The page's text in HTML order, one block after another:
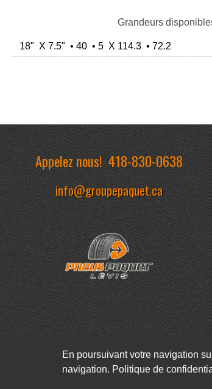
Grandeurs
18" X 7.5" • 40 • 5 X 114.3 • 72.2
Appelez nous!418-830-0638
info@groupepaquet.ca
En poursuivant votre navigation
navigation. Politique de